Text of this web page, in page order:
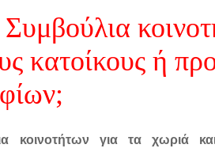
κατοίκους ή
κοινοτήτων για τα χωριά